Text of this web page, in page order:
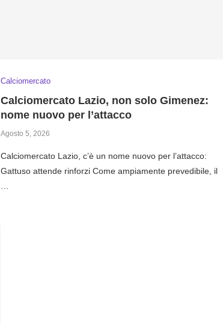
Calciomercato
Calciomercato Lazio, non solo Gimenez:
nome nuovo per l’attacco
Agosto 5, 2026
Calciomercato Lazio, c’è un nome nuovo per l’attacco:
Gattuso attende rinforzi Come ampiamente prevedibile, il
…